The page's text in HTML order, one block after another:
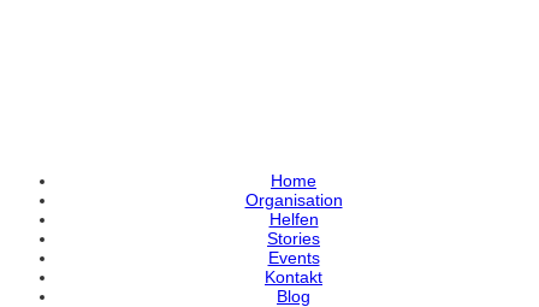
Home
Organisation
Helfen
Stories
Events
Kontakt
Blog